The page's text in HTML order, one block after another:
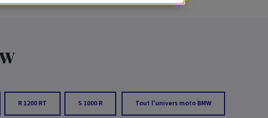
R 1200 RT S 1000 R Tout l'univers moto BMW